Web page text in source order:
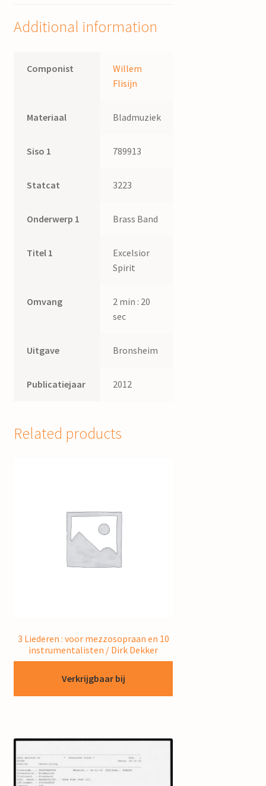
Additional information
Componist
Willem
Flisijn
Materiaal Bladmuziek
Siso 1 789913
Statcat 3223
Onderwerp 1 Brass Band
Titel 1
Excelsior
Spirit
Omvang
2 min : 20
sec
Uitgave Bronsheim
Publicatiejaar 2012
Related products
3 Liederen : voor mezzosopraan en 10
instrumentalisten / Dirk Dekker
Verkrijgbaar bij